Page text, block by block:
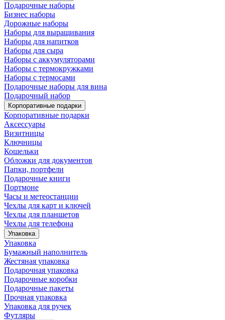
Подарочные наборы
Бизнес наборы
Дорожные наборы
Наборы для выращивания
Наборы для напитков
Наборы для сыра
Наборы с аккумуляторами
Наборы с термокружками
Наборы с термосами
Подарочные наборы для вина
Подарочный набор
Корпоративные подарки
Корпоративные подарки
Аксессуары
Визитницы
Ключницы
Кошельки
Обложки для документов
Папки, портфели
Подарочные книги
Портмоне
Часы и метеостанции
Чехлы для карт и ключей
Чехлы для планшетов
Чехлы для телефона
Упаковка
Упаковка
Бумажный наполнитель
Жестяная упаковка
Подарочная упаковка
Подарочные коробки
Подарочные пакеты
Прочная упаковка
Упаковка для ручек
Футляры